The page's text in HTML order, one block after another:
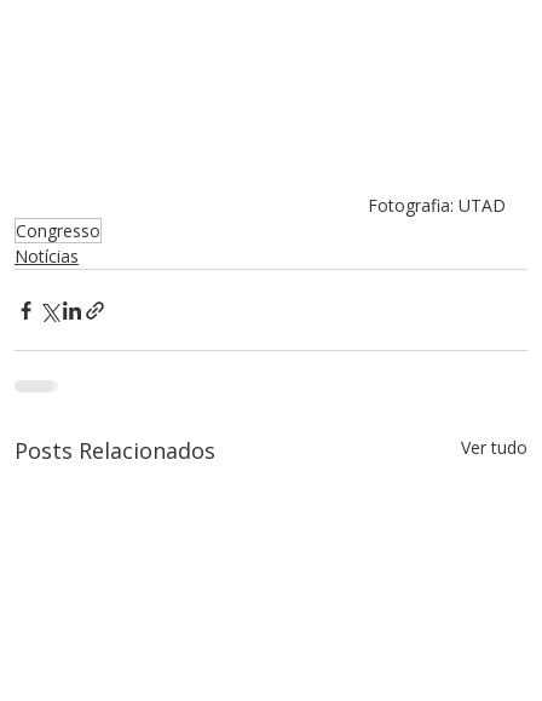
Fotografia: UTAD
Congresso
Notícias
Posts Relacionados Ver tudo